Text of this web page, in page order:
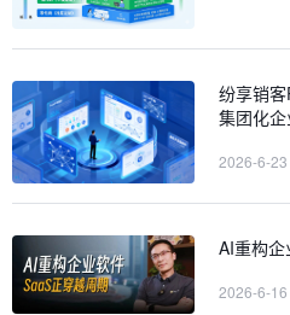
纷享销
集团化
2026-6-23
AI重构
2026-6-16